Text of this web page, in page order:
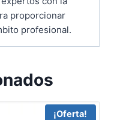
proporcionar
profesional.
¡Oferta!